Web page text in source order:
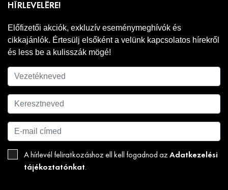
HÍRLEVELÉRE!
Előfizetői akciók, exkluzív eseménymeghívók és
cikkajánlók. Értesülj elsőként a velünk kapcsolatos hírekről
és less be a kulisszák mögé!
A hírlevél feliratkozáshoz ell kell fogadnod az Adatkezelési
tájékoztatónkat.